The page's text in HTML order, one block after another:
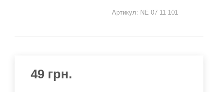
Артикул: NE 07 11 101
49 грн.